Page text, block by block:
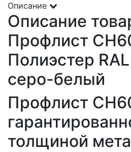
Описание
Описание
Профлист
Полиэстер
серо-белый
Профлист
толщиной